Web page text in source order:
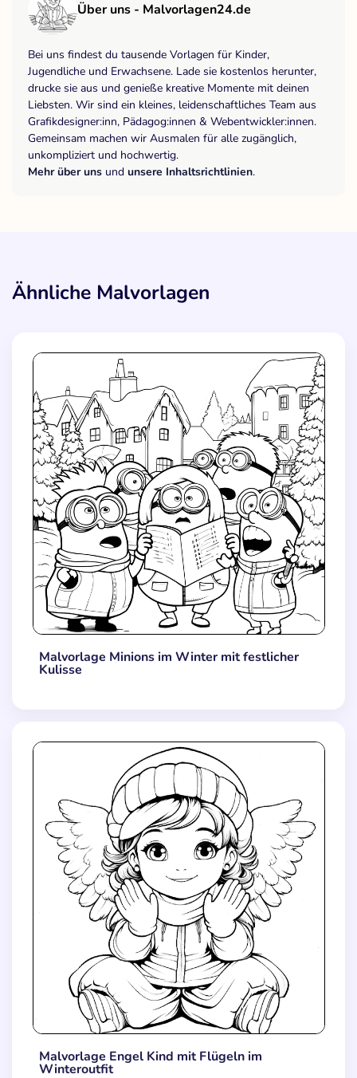
Über uns - Malvorlagen24.de
Bei uns findest du tausende Vorlagen für Kinder,
Jugendliche und Erwachsene. Lade sie kostenlos herunter,
drucke sie aus und genieße kreative Momente mit deinen
Liebsten. Wir sind ein kleines, leidenschaftliches Team aus
Grafikdesigner:inn, Pädagog:innen & Webentwickler:innen.
Gemeinsam machen wir Ausmalen für alle zugänglich,
unkompliziert und hochwertig.
Mehr über uns und unsere Inhaltsrichtlinien.
Ähnliche Malvorlagen
Malvorlage Minions im Winter mit festlicher
Kulisse
Malvorlage Engel Kind mit Flügeln im
Winteroutfit